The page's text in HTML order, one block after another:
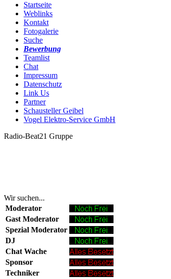
Startseite
Weblinks
Kontakt
Fotogalerie
Suche
Bewerbung
Teamlist
Chat
Impressum
Datenschutz
Link Us
Partner
Schausteller Geibel
Vogel Elektro-Service GmbH
Radio-Beat21 Gruppe
Wir suchen...
Moderator
Gast Moderator
Spezial Moderator
DJ
Chat Wache
Sponsor
Techniker